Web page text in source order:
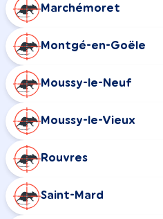
Marchémoret
Montgé-en-Goële
Moussy-le-Neuf
Moussy-le-Vieux
Rouvres
Saint-Mard